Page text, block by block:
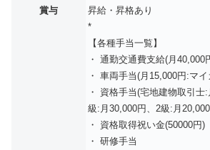
賞与
昇給・昇格あり
*
【各種手当一覧】
・ 通勤交通費支給(月40,000
・ 車両手当(月15,000円:マ
・ 資格手当(宅地建物取引士
級:月30,000円、2級:月
・ 資格取得祝い金(50000円)
・ 研修手当